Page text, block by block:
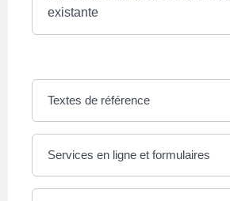
existante
Textes de référence
Services en ligne et formulaires